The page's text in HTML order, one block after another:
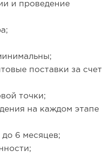
и проведение
поставки за счет
точки;
на каждом этапе
6 месяцев;